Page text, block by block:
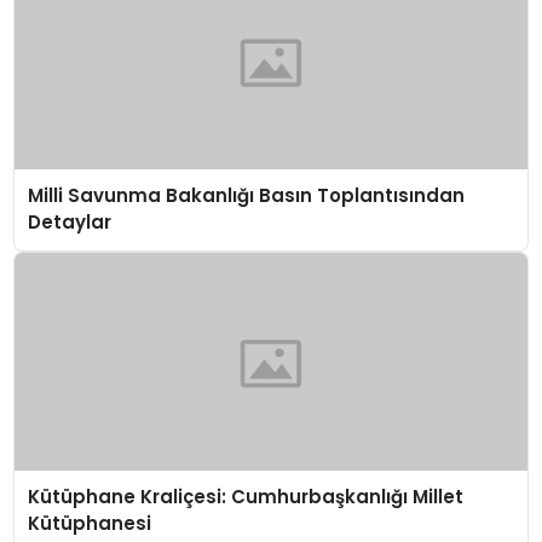
Milli Savunma Bakanlığı Basın Toplantısından
Detaylar
Kütüphane Kraliçesi: Cumhurbaşkanlığı Millet
Kütüphanesi